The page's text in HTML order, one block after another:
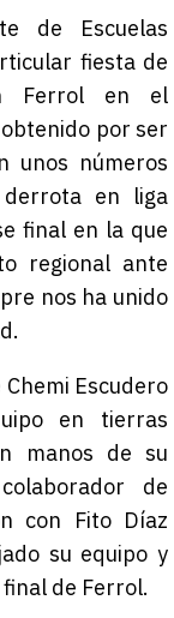
de Escuelas
fiesta de
Ferrol en el
por ser
unos números
en liga
final en la que
regional ante
nos ha unido
Escudero
en tierras
manos de su
de
con Fito Díaz
su equipo y
de Ferrol.